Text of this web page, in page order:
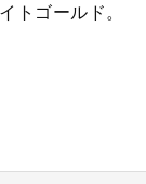
トゴールド。